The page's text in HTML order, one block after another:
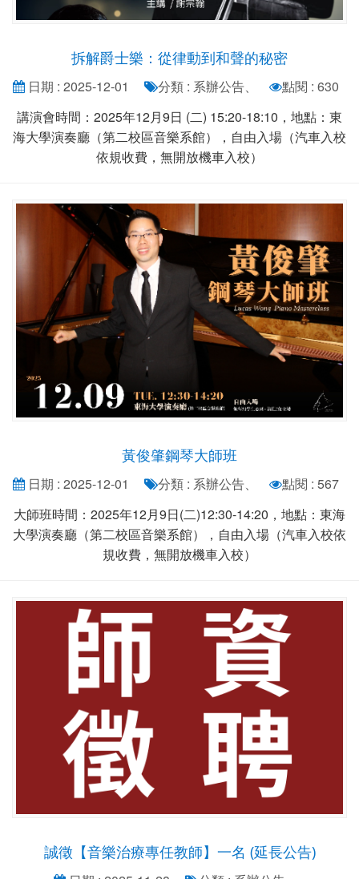
拆解爵士樂：從律動到和聲的秘密
日期 : 2025-12-01 分類 : 系辦公告、
點閱 : 630
講演會時間：2025年12月9日 (二) 15:20-18:10，地點：東
海大學演奏廳（第二校區音樂系館），自由入場（汽車入校
依規收費，無開放機車入校）
黃俊肇鋼琴大師班
日期 : 2025-12-01 分類 : 系辦公告、
點閱 : 567
大師班時間：2025年12月9日(二)12:30-14:20，地點：東海
大學演奏廳（第二校區音樂系館），自由入場（汽車入校依
規收費，無開放機車入校）
誠徵【音樂治療專任教師】一名 (延長公告)